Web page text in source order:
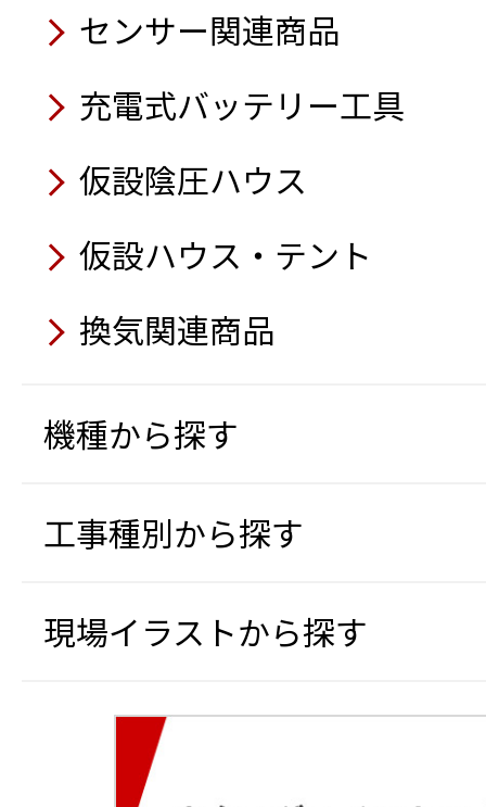
業務用かき氷機
遠隔計測監視システム み
6月
電線・架線 超音波検知セ
穴あきコーン
充電式ポータブルスポッ
移動式エアコン スーパー
4月
FRP製トラック昇降タラ
ラジコン式地拵機
深あおりダンプ3.0t高床
ラジコン草刈機 神刈
パイプクローラー A-150S
パイプカメラ HS3040
5月
遠隔計測監視システム み
エアーテント（エアーQ）
4月
送電線鉄塔建設用クライ
バイオディーゼル燃料専
ハイブリッド発電機
カセットガス式インバー
6月
移動式エアコン（スーパ
充電式バッテリー工具 フ
クローラー台車（フット
重機取付型セーフティカ
コ®JK）
サイレントパイラー®
6月
高温仕様水中ポンプ
5月
ト）
クローラー台車
可搬式作業台
小型海水淡水化装置（可
循環式手洗い機
3月
太陽光パネル搭載オフグ
非常用電源切替盤
発電機自動運転盤
7月
上向き作業用腕部補助型
熱中症予防表示器
AI監視カメラ（
路安全教育編）
5月
オフグリッドハウス
体表面温度測定器
簡易養生テント（すぽっ
USB充電アダプター
空気清浄機 フィルタータ
太陽光パネル搭載オフグ
SF free送風機
冷える～む2
エアーテント（エアーQ）
8月
散水車 洗浄機搭載型
7月
コードレス式バイブレー
軽散水車
センサー関連商品
充電式バッテリー工具
仮設陰圧ハウス
仮設ハウス・テント
換気関連商品
機種から探す
工事種別から探す
現場イラストから探す